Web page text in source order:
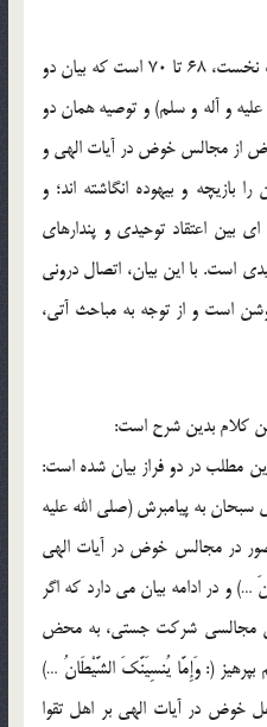
اين کلام داراي دو مطلب است: مطلب نخست، 68 تا 70 است که بيان دو
و آله و سلم) و توصيه همان دو
از مجالس خوض در آيات الهي و
بازيچه و بيهوده انگاشته اند؛ و
71 تا 73 و مقايسه اي بين اعتقاد توحيدي و پندارهاي
است. با اين بيان، اتصال دروني
است و از توجه به مباحث آتي،
در دو فراز بيان شده است:
68 و 69 است. خداي سبحان به پيامبرش (صلي الله عليه
در مجالس خوض در آيات الهي
و در ادامه بيان مي دارد که اگر
مجالسي شرکت جستي، به محض
بپرهيز (: وَإِمَّا يُنسِيَنَّكَ الشَّيْطَانُ …)
خوض در آيات الهي بر اهل تقوا